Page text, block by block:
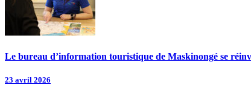
Le bureau d’information touristique de Maskinongé se
23 avril 2026